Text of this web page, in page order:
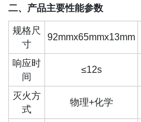
二、产品主要性能参数
规格尺
寸
92mmx65mmx13mm
响应时
间
≤12s
灭火方
式
物理+化学